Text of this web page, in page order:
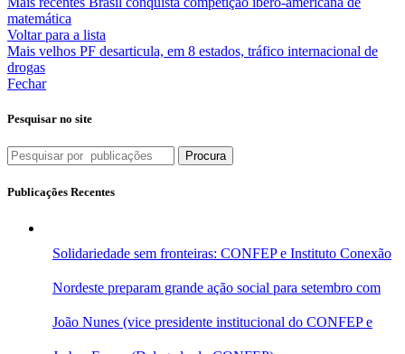
matemática
Voltar para a lista
Mais velhos PF desarticula, em 8 estados, tráfico internacional de
drogas
Fechar
Pesquisar no site
Procura
Publicações Recentes
Solidariedade sem fronteiras: CONFEP e Instituto Conexão
Nordeste preparam grande ação social para setembro com
João Nunes (vice presidente institucional do CONFEP e